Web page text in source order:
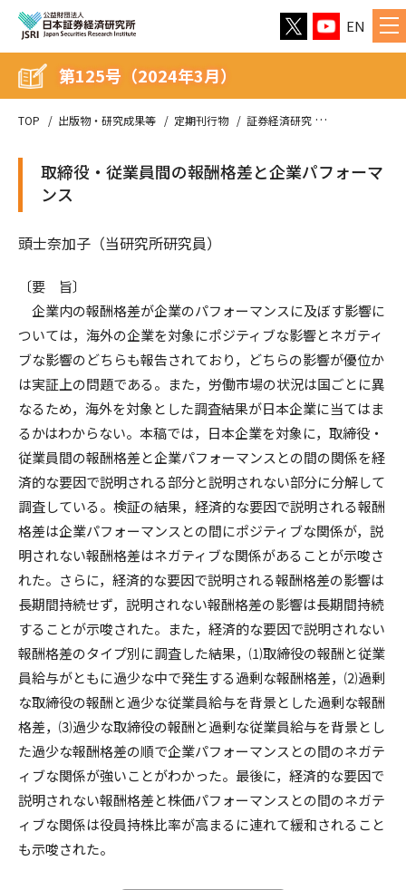
EN
TOP 出版物・研究成果等 定期刊行物 証券経済研究
第125号（2024年3月）
取締役・従業員間の報酬格差と企業パフォーマ
ンス
頭士奈加子（当研究所研究員）
〔要 旨〕
企業内の報酬格差が企業のパフォーマンスに及ぼす影響に
ついては，海外の企業を対象にポジティブな影響とネガティ
ブな影響のどちらも報告されており，どちらの影響が優位か
は実証上の問題である。また，労働市場の状況は国ごとに異
なるため，海外を対象とした調査結果が日本企業に当てはま
るかはわからない。本稿では，日本企業を対象に，取締役・
従業員間の報酬格差と企業パフォーマンスとの間の関係を経
済的な要因で説明される部分と説明されない部分に分解して
調査している。検証の結果，経済的な要因で説明される報酬
格差は企業パフォーマンスとの間にポジティブな関係が，説
明されない報酬格差はネガティブな関係があることが示唆さ
れた。さらに，経済的な要因で説明される報酬格差の影響は
長期間持続せず，説明されない報酬格差の影響は長期間持続
することが示唆された。また，経済的な要因で説明されない
報酬格差のタイプ別に調査した結果，⑴取締役の報酬と従業
員給与がともに過少な中で発生する過剰な報酬格差，⑵過剰
な取締役の報酬と過少な従業員給与を背景とした過剰な報酬
格差，⑶過少な取締役の報酬と過剰な従業員給与を背景とし
た過少な報酬格差の順で企業パフォーマンスとの間のネガテ
ィブな関係が強いことがわかった。最後に，経済的な要因で
説明されない報酬格差と株価パフォーマンスとの間のネガテ
ィブな関係は役員持株比率が高まるに連れて緩和されること
も示唆された。